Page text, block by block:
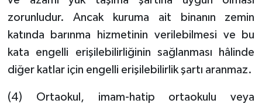
zorunludur. Ancak kuruma ait binanın zemin
katında barınma hizmetinin verilebilmesi ve bu
kata engelli erişilebilirliğinin sağlanması hâlinde
diğer katlar için engelli erişilebilirlik şartı aranmaz.
(4) Ortaokul, imam-hatip ortaokulu veya